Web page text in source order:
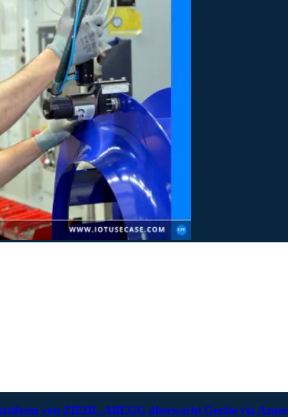
von ZIEHL-ABEGG überwacht Geräte via Azure